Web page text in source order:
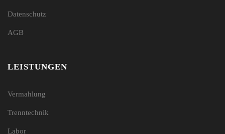
Datenschutz
AGB
LEISTUNGEN
Vermahlung
Trenntechnik
Labor